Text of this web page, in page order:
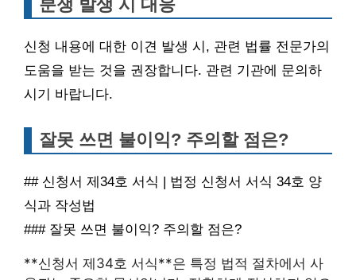
분쟁 발생 시 대응
신청 내용에 대한 이견 발생 시, 관련 법률 전문가의
도움을 받는 것을 권장합니다. 관련 기관에 문의하
시기 바랍니다.
잘못 쓰면 불이익? 주의할 점은?
## 신청서 제34호 서식 | 법정 신청서 서식 34호 양
식과 작성법
### 잘못 쓰면 불이익? 주의할 점은?
**신청서 제34호 서식**은 특정 법적 절차에서 사